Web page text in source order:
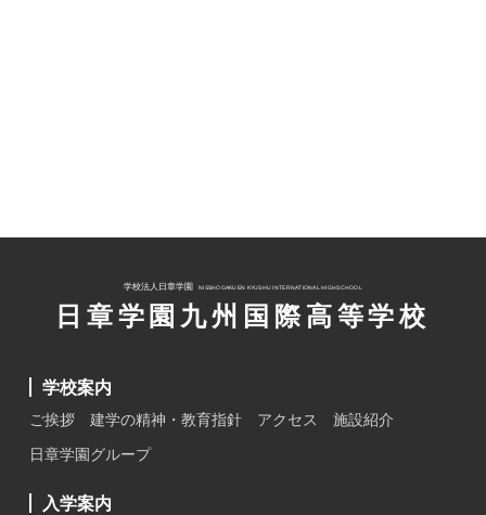
学校法人日章学園 NISSHOGAKUEN KYUSHU INTERNATIONAL HIGHSCHOOL
日章学園九州国際高等学校
学校案内
ご挨拶 建学の精神・教育指針 アクセス
施設紹介
日章学園グループ
入学案内